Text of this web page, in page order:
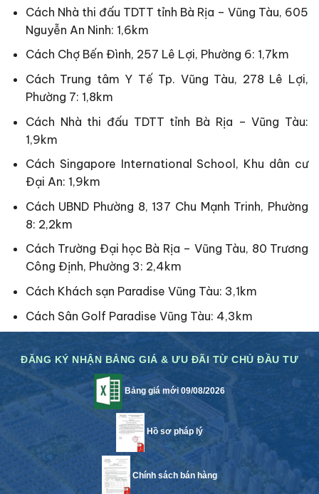
Cách Nhà thi đấu TDTT tỉnh Bà Rịa – Vũng Tàu, 605
Nguyễn An Ninh: 1,6km
Cách Chợ Bến Đình, 257 Lê Lợi, Phường 6: 1,7km
Cách Trung tâm Y Tế Tp. Vũng Tàu, 278 Lê Lợi,
Phường 7: 1,8km
Cách Nhà thi đấu TDTT tỉnh Bà Rịa – Vũng Tàu:
1,9km
Cách Singapore International School, Khu dân cư
Đại An: 1,9km
Cách UBND Phường 8, 137 Chu Mạnh Trinh, Phường
8: 2,2km
Cách Trường Đại học Bà Rịa – Vũng Tàu, 80 Trương
Công Định, Phường 3: 2,4km
Cách Khách sạn Paradise Vũng Tàu: 3,1km
Cách Sân Golf Paradise Vũng Tàu: 4,3km
ĐĂNG KÝ NHẬN BẢNG GIÁ & ƯU ĐÃI TỪ CHỦ ĐẦU TƯ
Bảng giá mới 09/08/2026
Hồ sơ pháp lý
Chính sách bán hàng